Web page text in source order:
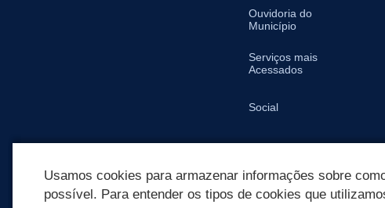
Ouvidoria do
Município
Serviços mais
Acessados
Social
Usamos cookies para armazenar informações sobre
possível. Para entender os tipos de cookies que